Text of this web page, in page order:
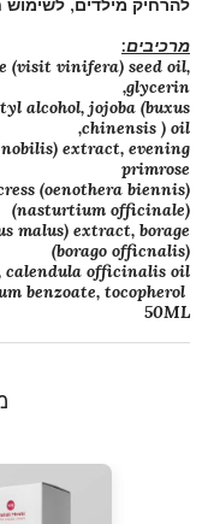
להרחיק מילדים, לשימוש
מרכיבים:
(visit vinifera) seed oil,
glycerin,
alcohol, jojoba (buxus
chinensis ) oil,
extract, evening
primrose
(nasturtium officinale)
malus) extract, borage
(borago officnalis)
officinalis oil,
50ML